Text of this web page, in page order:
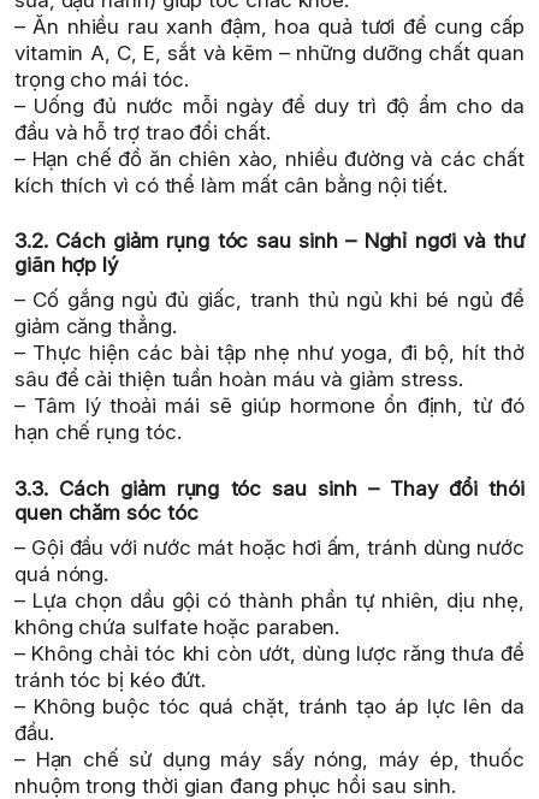
– Ăn nhiều rau xanh đậm, hoa quả tươi để cung cấp
vitamin A, C, E, sắt và kẽm – những dưỡng chất quan
trọng cho mái tóc.
– Uống đủ nước mỗi ngày để duy trì độ ẩm cho da
đầu và hỗ trợ trao đổi chất.
– Hạn chế đồ ăn chiên xào, nhiều đường và các chất
kích thích vì có thể làm mất cân bằng nội tiết.
3.2. Cách giảm rụng tóc sau sinh – Nghỉ ngơi và thư
giãn hợp lý
– Cố gắng ngủ đủ giấc, tranh thủ ngủ khi bé ngủ để
giảm căng thẳng.
– Thực hiện các bài tập nhẹ như yoga, đi bộ, hít thở
sâu để cải thiện tuần hoàn máu và giảm stress.
– Tâm lý thoải mái sẽ giúp hormone ổn định, từ đó
hạn chế rụng tóc.
3.3. Cách giảm rụng tóc sau sinh – Thay đổi thói
quen chăm sóc tóc
– Gội đầu với nước mát hoặc hơi ấm, tránh dùng nước
quá nóng.
– Lựa chọn dầu gội có thành phần tự nhiên, dịu nhẹ,
không chứa sulfate hoặc paraben.
– Không chải tóc khi còn ướt, dùng lược răng thưa để
tránh tóc bị kéo đứt.
– Không buộc tóc quá chặt, tránh tạo áp lực lên da
đầu.
– Hạn chế sử dụng máy sấy nóng, máy ép, thuốc
nhuộm trong thời gian đang phục hồi sau sinh.